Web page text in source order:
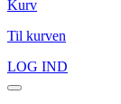
Kurv
Til kurven
LOG IND